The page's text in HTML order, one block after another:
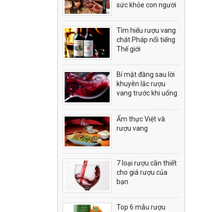
sức khỏe con người
Tìm hiểu rượu vang
chát Pháp nổi tiếng
Thế giới
Bí mật đằng sau lời
khuyên lắc rượu
vang trước khi uống
Ẩm thực Việt và
rượu vang
7 loại rượu cần thiết
cho giá rượu của
bạn
Top 6 mẫu rượu